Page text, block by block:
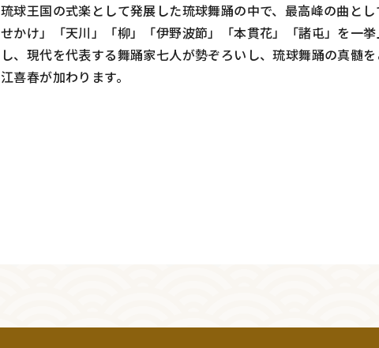
琉球王国の式楽として発展した琉球舞踊の中で、最高峰の曲と
せかけ」「天川」「柳」「伊野波節」「本貫花」「諸屯」を一
し、現代を代表する舞踊家七人が勢ぞろいし、琉球舞踊の真髄
江喜春が加わります。